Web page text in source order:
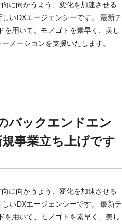
に向かうよう、変化を加速させる
いDXエージェンシーです。 最新テ
を用いて、モノゴトを素早く、美し
メーションを支援いたします。
バックエンドエン
事業立ち上げです
に向かうよう、変化を加速させる
いDXエージェンシーです。 最新テ
を用いて、モノゴトを素早く、美し